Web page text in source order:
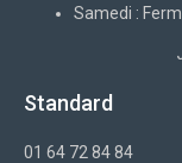
Samedi :
Standard
01 64 72 84 84